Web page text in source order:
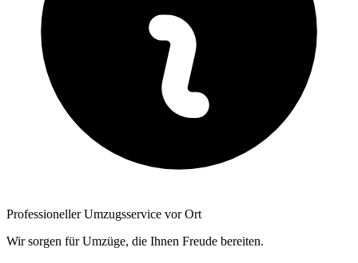
Professioneller Umzugsservice vor Ort
Wir sorgen für Umzüge, die Ihnen Freude bereiten.